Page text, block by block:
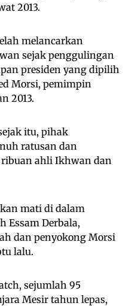
2013.
melancarkan
sejak penggulingan
presiden yang dipilih
Morsi, pemimpin
2013.
itu, pihak
ratusan dan
ahli Ikhwan dan
mati di dalam
Essam Derbala,
dan penyokong Morsi
lalu.
sejumlah 95
Mesir tahun lepas,